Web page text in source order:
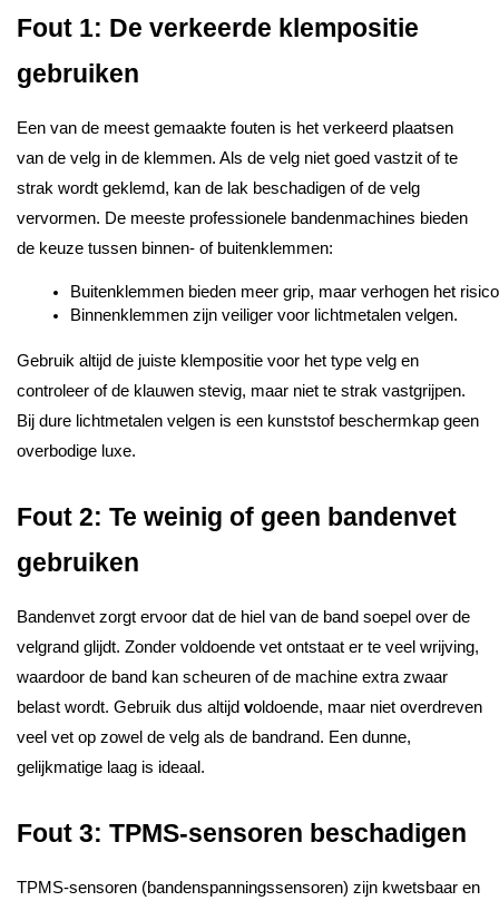
Fout 1: De verkeerde klempositie
gebruiken
Een van de meest gemaakte fouten is het verkeerd plaatsen
van de velg in de klemmen. Als de velg niet goed vastzit of te
strak wordt geklemd, kan de lak beschadigen of de velg
vervormen. De meeste professionele bandenmachines bieden
de keuze tussen binnen- of buitenklemmen:
Buitenklemmen bieden meer grip, maar verhogen het
Binnenklemmen zijn veiliger voor lichtmetalen velgen.
Gebruik altijd de juiste klempositie voor het type velg en
controleer of de klauwen stevig, maar niet te strak vastgrijpen.
Bij dure lichtmetalen velgen is een kunststof beschermkap geen
overbodige luxe.
Fout 2: Te weinig of geen bandenvet
gebruiken
Bandenvet zorgt ervoor dat de hiel van de band soepel over de
velgrand glijdt. Zonder voldoende vet ontstaat er te veel wrijving,
waardoor de band kan scheuren of de machine extra zwaar
belast wordt. Gebruik dus altijd voldoende, maar niet overdreven
veel vet op zowel de velg als de bandrand. Een dunne,
gelijkmatige laag is ideaal.
Fout 3: TPMS-sensoren beschadigen
TPMS-sensoren (bandenspanningssensoren) zijn kwetsbaar en